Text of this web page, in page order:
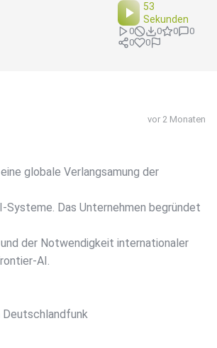
53
Sekunden
0 0 0
0
0
0
vor 2 Monaten
globale Verlangsamung der
Systeme. Das Unternehmen begründet
der Notwendigkeit internationaler
AI.
Deutschlandfunk